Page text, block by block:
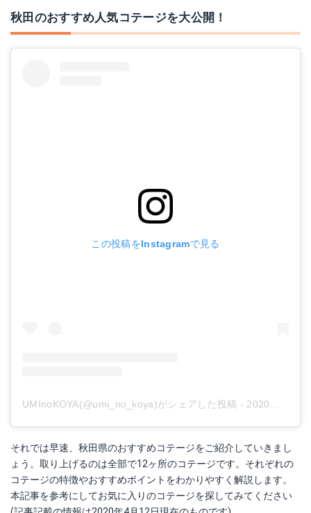
秋田のおすすめ人気コテージを大公開！
この投稿をInstagramで見る
UMInoKOYA(@umi_no_koya)がシェアした投稿 - 2020年 4月月7日午後8時06分PDT
それでは早速、秋田県のおすすめコテージをご紹介していきまし
ょう。取り上げるのは全部で12ヶ所のコテージです。それぞれの
コテージの特徴やおすすめポイントをわかりやすく解説します。
本記事を参考にしてお気に入りのコテージを探してみてください